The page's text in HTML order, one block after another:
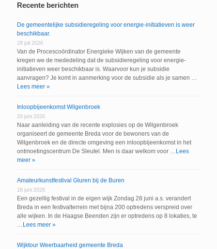
Recente berichten
De gemeentelijke subsidieregeling voor energie-initiatieven is weer
beschikbaar.
28 juli 2026
Van de Procescoördinator Energieke Wijken van de gemeente
kregen we de mededeling dat de subsidieregeling voor energie-
initiatieven weer beschikbaar is. Waarvoor kun je subsidie
aanvragen? Je komt in aanmerking voor de subsidie als je samen …
Lees meer »
Inloopbijeenkomst Wilgenbroek
20 juni 2026
Naar aanleiding van de recente explosies op de Wilgenbroek
organiseert de gemeente Breda voor de bewoners van de
Wilgenbroek en de directe omgeving een inloopbijeenkomst in het
ontmoetingscentrum De Sleutel. Men is daar welkom voor … Lees
meer »
Amateurkunstfestival Gluren bij de Buren
18 juni 2026
Een gezellig festival in de eigen wijk Zondag 28 juni a.s. verandert
Breda in een festivalterrein met bijna 200 optredens verspreid over
alle wijken. In de Haagse Beenden zijn er optredens op 8 lokaties, te
… Lees meer »
Wijktour Weerbaarheid gemeente Breda